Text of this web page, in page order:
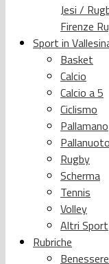
Jesi /
Firenze
Sport in
Basket
Calcio
Calcio a 5
Ciclismo
Pallamano
Pallanuoto
Rugby
Scherma
Tennis
Volley
Altri Sport
Rubriche
Benessere